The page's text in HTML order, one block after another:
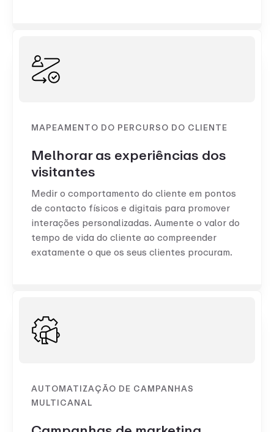
MAPEAMENTO DO PERCURSO DO CLIENTE
Melhorar as experiências dos
visitantes
Medir o comportamento do cliente em pontos
de contacto físicos e digitais para promover
interações personalizadas. Aumente o valor do
tempo de vida do cliente ao compreender
exatamente o que os seus clientes procuram.
AUTOMATIZAÇÃO DE CAMPANHAS
MULTICANAL